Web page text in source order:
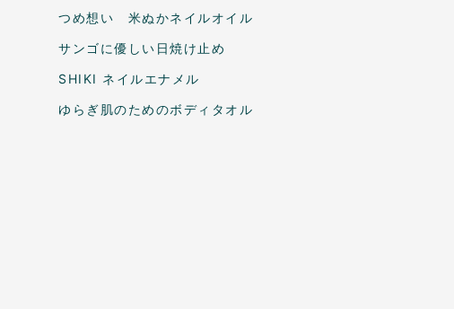
つめ想い 米ぬかネイルオイル
サンゴに優しい日焼け止め
SHIKI ネイルエナメル
ゆらぎ肌のためのボディタオル